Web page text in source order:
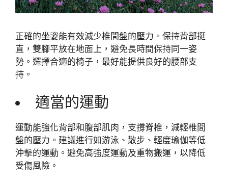
正確的坐姿能有效減少椎間盤的壓力。保持背部挺
直，雙腳平放在地面上，避免長時間保持同一姿
勢。選擇合適的椅子，最好能提供良好的腰部支
持。
適當的運動
運動能強化背部和腹部肌肉，支撐脊椎，減輕椎間
盤的壓力。建議進行如游泳、散步、輕度瑜伽等低
沖擊的運動。避免高強度運動及重物搬運，以降低
受傷風險。